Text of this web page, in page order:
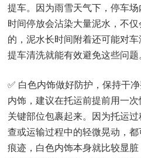
提车。因为雨雪天气下，停车
时间停放会沾染大量泥水，不
的，泥水长时间附着还可能对
提车清洗就能有效避免这些问题
✅ 白色内饰做好防护，保持干
内饰，建议在托运前提前用一
关键部位包裹起来。因为托运
查或运输过程中的轻微晃动，
痕迹，白色内饰本身就比较显